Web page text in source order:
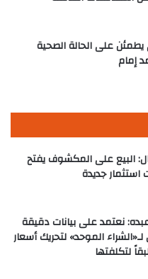
على الحالة الصحية
إمام
البيع على المكشوف يفتح
استثمار جديدة
نعتمد على بيانات دقيقة
الموحد» لتحريك أسعار
لتكلفتها